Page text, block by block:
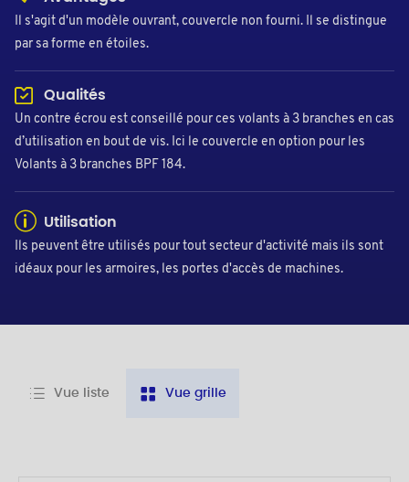
Il s'agit d'un modèle ouvrant, couvercle non fourni. Il se distingue
par sa forme en étoiles.
Qualités
Un contre écrou est conseillé pour ces volants à 3 branches en cas
d’utilisation en bout de vis. Ici le couvercle en option pour les
Volants à 3 branches BPF 184.
Utilisation
Ils peuvent être utilisés pour tout secteur d'activité mais ils sont
idéaux pour les armoires, les portes d'accès de machines.
Vue liste Vue grille